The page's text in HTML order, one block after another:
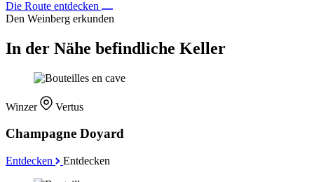
Die Route entdecken
Den Weinberg erkunden
In der Nähe befindliche Keller
Winzer Vertus
Champagne Doyard
Entdecken Entdecken